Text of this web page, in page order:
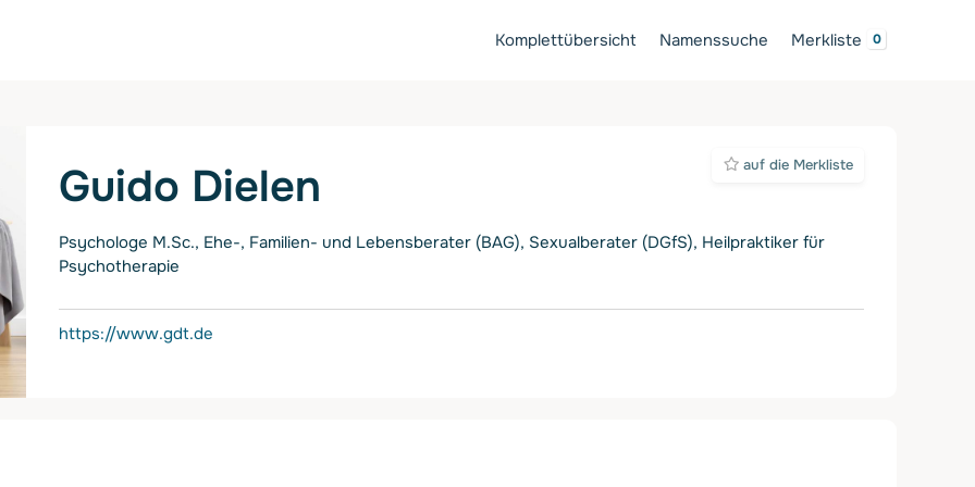
Komplettübersicht Namenssuche Merkliste
auf die Merkliste
Guido Dielen
Psychologe M.Sc., Ehe-, Familien- und Lebensberater (BAG), Sexualberater (DGfS), Heilpraktiker für
Psychotherapie
https://www.gdt.de